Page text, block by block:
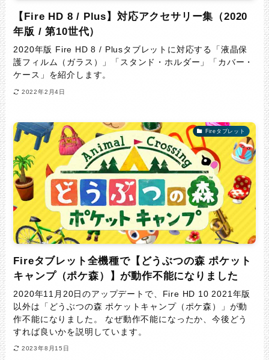
【Fire HD 8 / Plus】対応アクセサリー集（2020
年版 / 第10世代）
2020年版 Fire HD 8 / Plusタブレットに対応する「液晶保
護フィルム（ガラス）」「スタンド・ホルダー」「カバー・
ケース」を紹介します。
2022年2月4日
Fireタブレット
Fireタブレット全機種で【どうぶつの森 ポケット
キャンプ（ポケ森）】が動作不能になりました
2020年11月20日のアップデートで、Fire HD 10 2021年版
以外は「どうぶつの森 ポケットキャンプ（ポケ森）」が動
作不能になりました。 なぜ動作不能になったか、今後どう
すれば良いかを説明しています。
2023年8月15日